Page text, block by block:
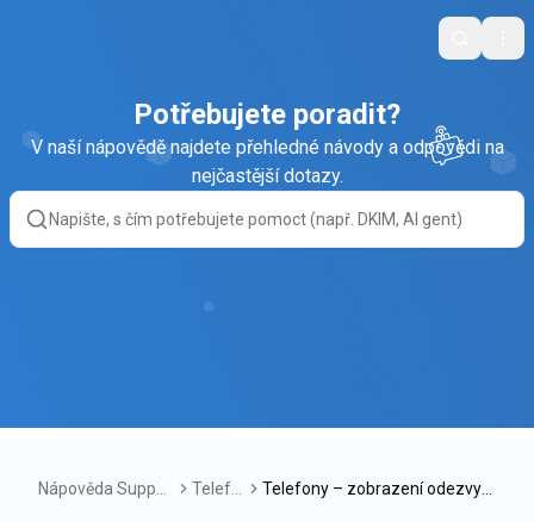
Search
Potřebujete poradit?
V naší nápovědě najdete přehledné návody a odpovědi na
nejčastější dotazy.
Nápověda Suppor
Telefo
Telefony – zobrazení odezvy z